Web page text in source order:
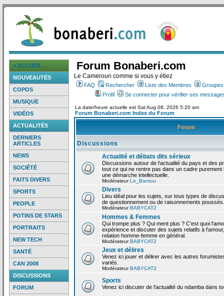
> ACCUEIL
NOUVEAUTÉS
COPOS
MUSIQUE
VIDÉOS
ACTUALITÉS
DERNIERS
ARTICLES
NEWS
SOCIÉTÉ
FAITS DIVERS
SPORTS
PEOPLE
POTINS DE STARS
PORTRAITS
NEW TECH
SANTÉ
CAN 2008
DISCUSSIONS
FORUM
Forum Bonaberi.com
Le Cameroun comme si vous y étiez
FAQ Rechercher Liste des Membres
Profil
Se connecter pour vérifier ses
La date/heure actuelle est Sat Aug 08, 2026 5:20 am
Forum Bonaberi.com Index du Forum
Forum
Discussions
Actualité et débats dits sérieux
Discussions autour de l'actualité du pays et des
tout ce qui ne rentre pas dans un cadre
une démarche intellectuelle.
ModérateurLe_Bantou
Divers
Lieu idéal pour les sujets, sur tous types de
de questionnement ou de raisonnements
ModérateurBABYCAT2
Hommes & Femmes
Qui trompe plus ? Qui ment plus ? C'est quoi
expérience et discuter des sujets relatifs à
relation homme-femme en général.
ModérateurBABYCAT2
Jeux et délires
Venez ici jouer et délirer avec les autres
variés.
ModérateurBABYCAT2
Sports
Venez ici discuter de l'actualité du ndamba dans